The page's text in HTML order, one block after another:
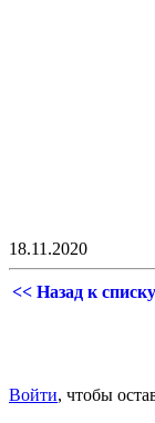
18.11.2020
<< Назад к списку
Войти, чтобы